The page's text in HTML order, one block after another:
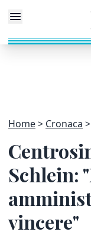
Home Cronaca
Schlein:
vincere"